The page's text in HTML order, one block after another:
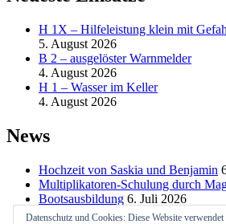
H 1X – Hilfeleistung klein mit
5. August 2026
B 2 – ausgelöster Warnmelder
4. August 2026
H 1 – Wasser im Keller
4. August 2026
News
Hochzeit von Saskia und Benjamin
Multiplikatoren-Schulung durch
Bootsausbildung 6. Juli 2026
Datenschutz und Cookies: Diese Website